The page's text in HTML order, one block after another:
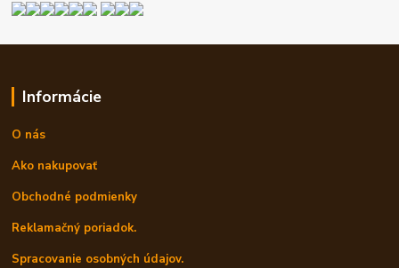
Informácie
O nás
Ako nakupovať
Obchodné podmienky
Reklamačný poriadok.
Spracovanie osobných údajov.